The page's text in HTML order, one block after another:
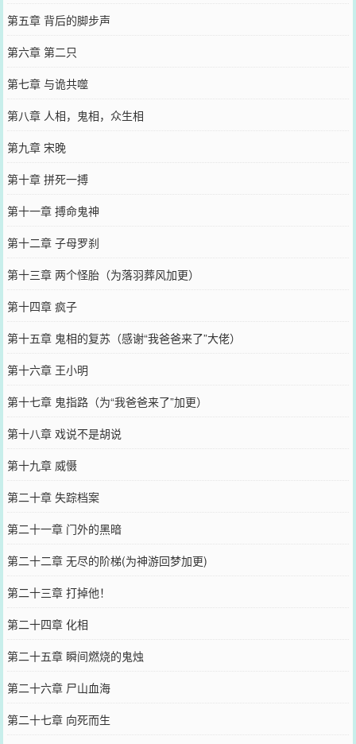
第五章 背后的脚步声
第六章 第二只
第七章 与诡共噬
第八章 人相，鬼相，众生相
第九章 宋晚
第十章 拼死一搏
第十一章 搏命鬼神
第十二章 子母罗刹
第十三章 两个怪胎（为落羽葬风加更）
第十四章 疯子
第十五章 鬼相的复苏（感谢“我爸爸来了”大佬）
第十六章 王小明
第十七章 鬼指路（为“我爸爸来了”加更）
第十八章 戏说不是胡说
第十九章 威慑
第二十章 失踪档案
第二十一章 门外的黑暗
第二十二章 无尽的阶梯(为神游回梦加更)
第二十三章 打掉他！
第二十四章 化相
第二十五章 瞬间燃烧的鬼烛
第二十六章 尸山血海
第二十七章 向死而生